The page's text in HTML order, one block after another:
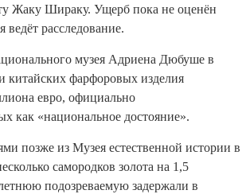
Жаку Шираку. Ущерб пока не оценён
расследование.
музея Адриена Дюбуше в
китайских фарфоровых изделия
евро, официально
как «национальное достояние».
позже из Музея естественной истории в
самородков золота на 1,5
подозреваемую задержали в